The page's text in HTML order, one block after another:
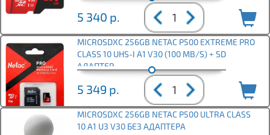
5 340 р.
MICROSDXC 256GB NETAC P500 EXTREME PRO
CLASS 10 UHS-I A1 V30 (100 MB/S) + SD
АДАПТЕР
5 349 р.
MICROSDXC 256GB NETAC P500 ULTRA CLASS
10 A1 U3 V30 БЕЗ АДАПТЕРА